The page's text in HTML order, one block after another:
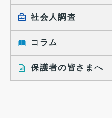
大学生の実態調査
働きたい組織の特徴
大学生の地域間移動レポ
就職活動に関するレポー
採用活動に関するレポート
社会人調査
就職活動と入社後の就業
就業レディネス研究
コラム
インタビュー記事
保護者の皆さまへ